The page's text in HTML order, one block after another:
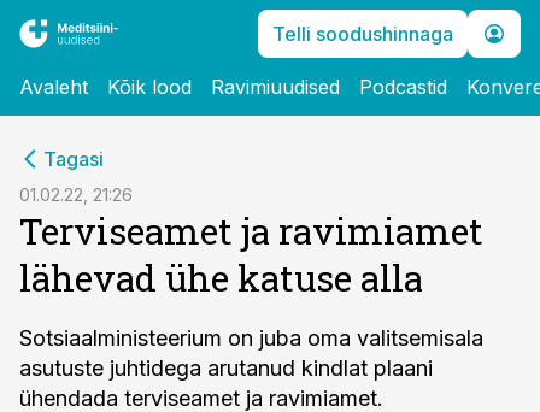
Telli soodushinnaga
Avaleht Kõik lood Ravimiuudised Podcastid
Tagasi
01.02.22, 21:26
Terviseamet ja ravimiamet
lähevad ühe katuse alla
Sotsiaalministeerium on juba oma valitsemisala
asutuste juhtidega arutanud kindlat plaani
ühendada terviseamet ja ravimiamet.